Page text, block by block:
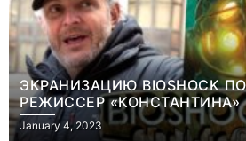
ЭКРАНИЗАЦИЮ BIOSHOCK
РЕЖИССЕР
ИГР»
January 4, 2023